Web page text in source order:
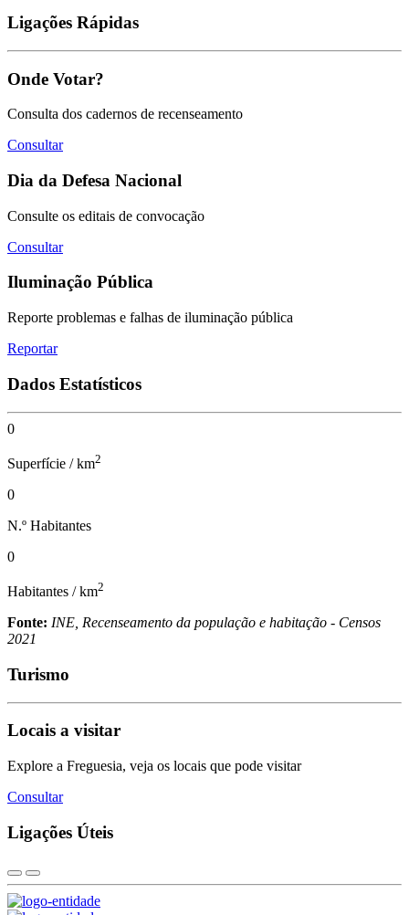
Ligações Rápidas
Onde Votar?
Consulta dos cadernos de recenseamento
Consultar
Dia da Defesa Nacional
Consulte os editais de convocação
Consultar
Iluminação Pública
Reporte problemas e falhas de iluminação pública
Reportar
Dados Estatísticos
0
Superfície / km2
0
N.º Habitantes
0
Habitantes / km2
Fonte: INE, Recenseamento da população e habitação - Censos
2021
Turismo
Locais a visitar
Explore a Freguesia, veja os locais que pode visitar
Consultar
Ligações Úteis